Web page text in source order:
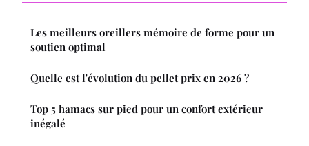
Les meilleurs oreillers mémoire de forme pour un
soutien optimal
Quelle est l'évolution du pellet prix en 2026 ?
Top 5 hamacs sur pied pour un confort extérieur
inégalé